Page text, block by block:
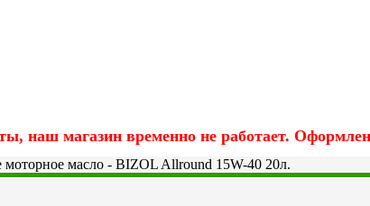
наш магазин временно не работает.
масло - BIZOL Allround 15W-40 20л.